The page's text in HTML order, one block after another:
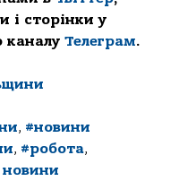
і сторінки у
каналу Телеграм.
, #новини
, #робота,
новини